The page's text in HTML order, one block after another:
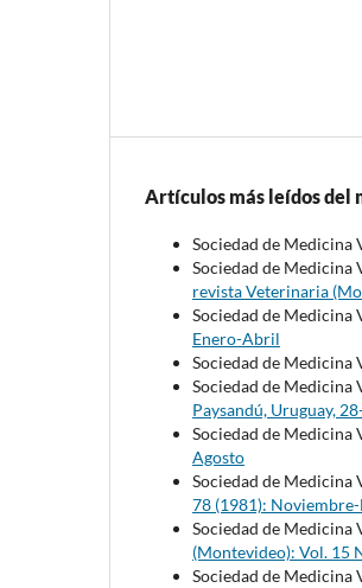
Artículos más leídos del
Sociedad de Medicina
Sociedad de Medicina
revista Veterinaria
Sociedad de Medicina
Enero-Abril
Sociedad de Medicina
Sociedad de Medicina
Paysandú, Uruguay,
Sociedad de Medicina
Agosto
Sociedad de Medicina
78 (1981):
Sociedad de Medicina
(Montevideo): Vol. 15
Sociedad de Medicina